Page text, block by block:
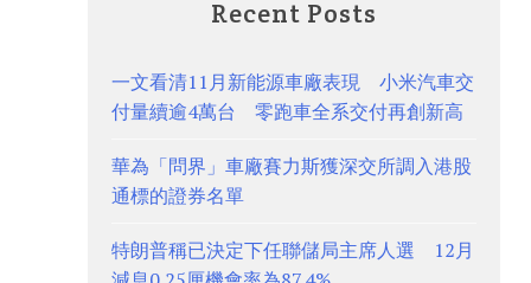
Recent Posts
一文看清11月新能源車廠表現 小米汽車交
付量續逾4萬台 零跑車全系交付再創新高
華為「問界」車廠賽力斯獲深交所調入港股
通標的證券名單
特朗普稱已決定下任聯儲局主席人選 12月